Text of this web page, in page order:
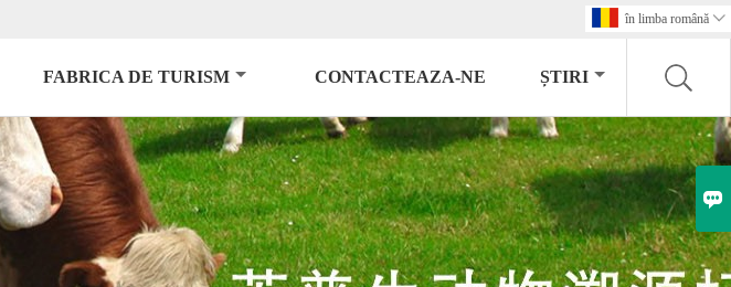
în limba română 
FABRICA DE TURISM CONTACTEAZA-NE ȘTIRI
